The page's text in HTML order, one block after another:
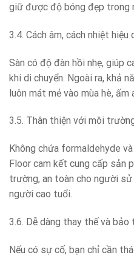
giữ được độ bóng đẹp trong
3.4. Cách âm, cách nhiệt hiệu
Sàn có độ đàn hồi nhẹ, giúp
khi di chuyển. Ngoài ra, khả
luôn mát mẻ vào mùa hè, ấm
3.5. Thân thiện với môi
Không chứa formaldehyde
Floor cam kết cung cấp sản
trường, an toàn cho người
người cao tuổi.
3.6. Dễ dàng thay thế và bảo
Nếu có sự cố, bạn chỉ cần